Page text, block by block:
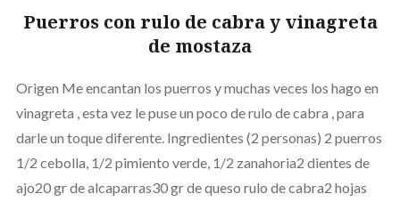
Puerros con rulo de cabra y vinagreta
de mostaza
Origen Me encantan los puerros y muchas veces los hago en
vinagreta , esta vez le puse un poco de rulo de cabra , para
darle un toque diferente. Ingredientes (2 personas) 2 puerros
1/2 cebolla, 1/2 pimiento verde, 1/2 zanahoria2 dientes de
ajo20 gr de alcaparras30 gr de queso rulo de cabra2 hojas